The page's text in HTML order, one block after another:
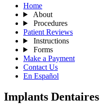
Home
About
Procedures
Patient Reviews
Instructions
Forms
Make a Payment
Contact Us
En Español
Implants